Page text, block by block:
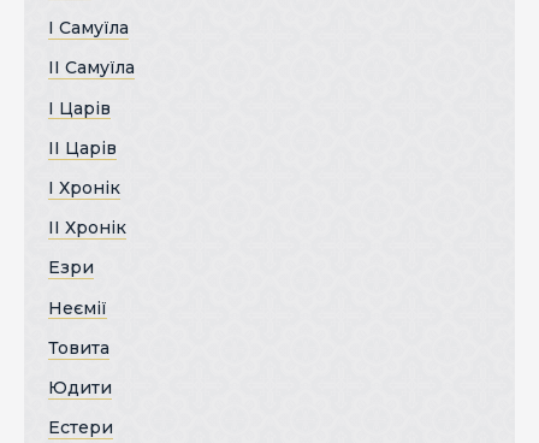
І Самуїла
ІІ Самуїла
І Царів
ІІ Царів
І Хронік
ІІ Хронік
Езри
Неємії
Товита
Юдити
Естери